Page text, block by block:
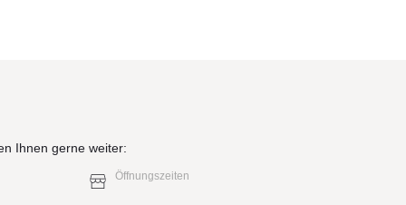
Ihnen gerne weiter:
Öffnungszeiten